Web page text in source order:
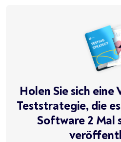
Holen Sie sich
Teststrategie, die
Software 2 Mal